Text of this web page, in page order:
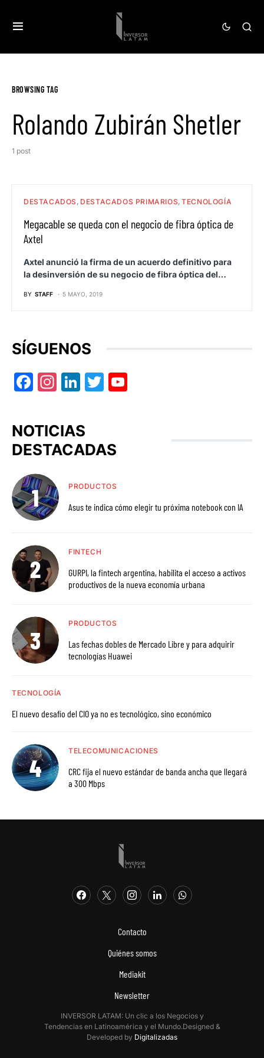
BROWSING TAG
Rolando Zubirán Shetler
1 post
DESTACADOS DESTACADOS PRIMARIOS TECNOLOGÍA
Megacable se queda con el negocio de fibra óptica de
Axtel
Axtel anunció la firma de un acuerdo definitivo para
la desinversión de su negocio de fibra óptica del…
BY STAFF 5 MAYO, 2019
SÍGUENOS
Facebook
Instagram
LinkedIn
Twitter
NOTICIAS
DESTACADAS
PRODUCTOS
Asus te indica cómo elegir tu próxima notebook con IA
FINTECH
GURPI, la fintech argentina, habilita el acceso a activos
productivos de la nueva economía urbana
PRODUCTOS
Las fechas dobles de Mercado Libre y para adquirir
tecnologías Huawei
TECNOLOGÍA
El nuevo desafío del CIO ya no es tecnológico, sino económico
TELECOMUNICACIONES
CRC fija el nuevo estándar de banda ancha que llegará
a 300 Mbps
Contacto
Quiénes somos
Mediakit
Newsletter
INVERSOR LATAM: Un clic a los Negocios y
Tendencias en Latinoamérica y el Mundo.Designed &
Developed by Digitalizadas